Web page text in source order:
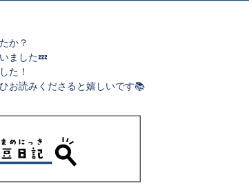
か？
ました💤
た！
お読みくださると嬉しいです📚